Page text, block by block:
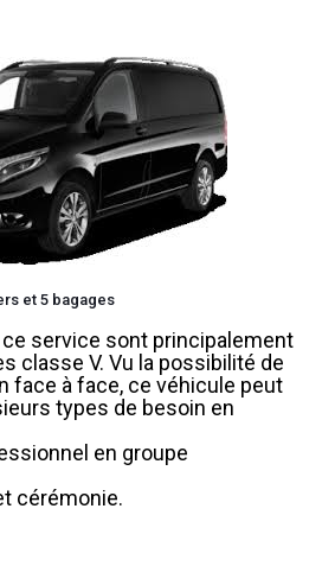
et 5 bagages
service sont principalement
classe V. Vu la possibilité de
face à face, ce véhicule peut
types de besoin en
en groupe
cérémonie.